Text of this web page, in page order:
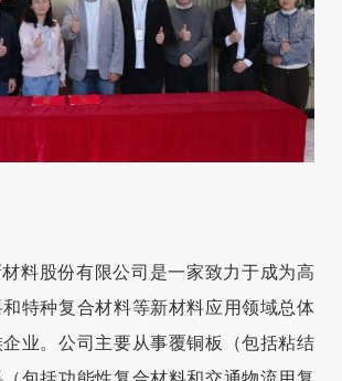
料股份有限公司是一家致力于成为高
特种复合材料等新材料应用领域总体
业。公司主要从事覆铜板（包括粘结